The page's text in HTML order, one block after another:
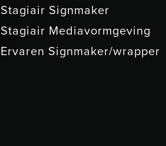
Stagiair Signmaker
Stagiair Mediavormgeving
Ervaren Signmaker/wrapper